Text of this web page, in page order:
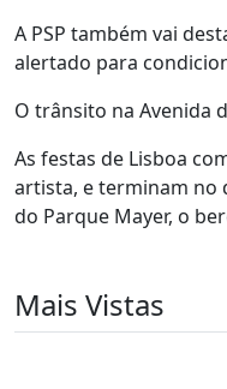
A PSP também vai
alertado para
O trânsito na Avenida
As festas de Lisboa
artista, e terminam no
do Parque Mayer, o
Mais Vistas